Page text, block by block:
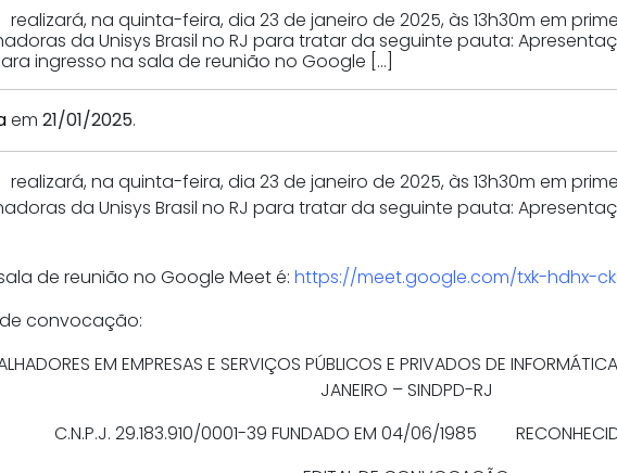
na quinta-feira, dia 23 de janeiro de 2025, às 13h30m em
da Unisys Brasil no RJ para tratar da seguinte pauta:
ingresso na sala de reunião no Google […]
em 21/01/2025.
na quinta-feira, dia 23 de janeiro de 2025, às 13h30m em
da Unisys Brasil no RJ para tratar da seguinte pauta:
de reunião no Google Meet é: https://meet.google.com/txk-hdhx-
convocação:
EM EMPRESAS E SERVIÇOS PÚBLICOS E PRIVADOS DE
JANEIRO – SINDPD-RJ
C.N.P.J. 29.183.910/0001-39 FUNDADO EM 04/06/1985